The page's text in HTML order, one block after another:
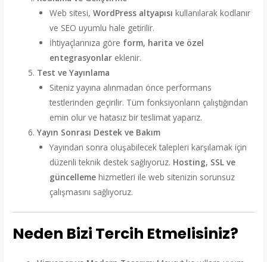
Web sitesi, WordPress altyapısı kullanılarak kodlanır
ve SEO uyumlu hale getirilir.
İhtiyaçlarınıza göre form, harita ve özel
entegrasyonlareklenir.
Test ve Yayınlama
Siteniz yayına alınmadan önce performans
testlerinden geçirilir. Tüm fonksiyonların çalıştığından
emin olur ve hatasız bir teslimat yaparız.
Yayın Sonrası Destek ve Bakım
Yayından sonra oluşabilecek talepleri karşılamak için
düzenli teknik destek sağlıyoruz. Hosting, SSL ve
güncellemehizmetleri ile web sitenizin sorunsuz
çalışmasını sağlıyoruz​.
Neden Bizi Tercih Etmelisiniz?